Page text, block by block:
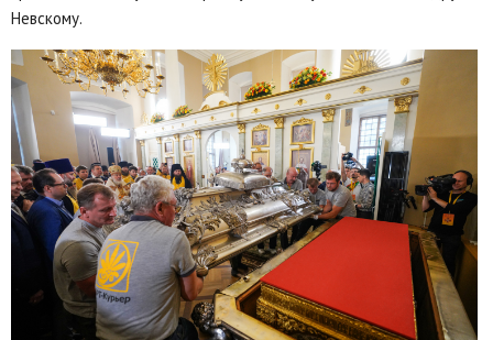
Невскому.